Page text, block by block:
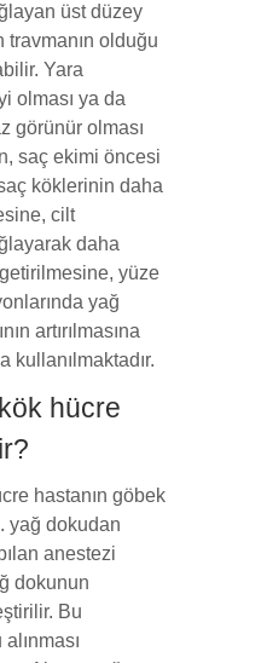
üst düzey
olduğu
Yara
olması ya da
görünür olması
saç ekimi öncesi
köklerinin daha
cilt
daha
yüze
yağ
artırılmasına
kullanılmaktadır.
hücre
hastanın göbek
yağ dokudan
anestezi
dokunun
Bu